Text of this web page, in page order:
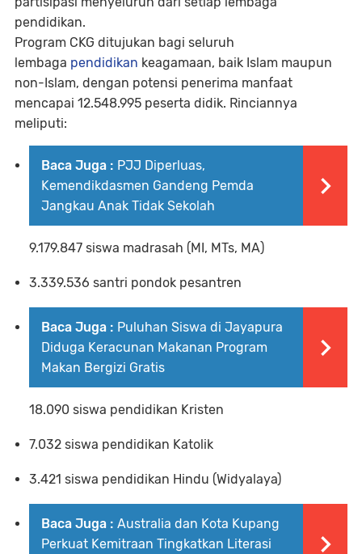
pendidikan.
Program CKG ditujukan bagi seluruh
lembaga pendidikan keagamaan, baik Islam maupun
non-Islam, dengan potensi penerima manfaat
mencapai 12.548.995 peserta didik. Rinciannya
meliputi:
Baca Juga : PJJ Diperluas,
Kemendikdasmen Gandeng Pemda
Jangkau Anak Tidak Sekolah
9.179.847 siswa madrasah (MI, MTs, MA)
3.339.536 santri pondok pesantren
Baca Juga : Puluhan Siswa di Jayapura
Diduga Keracunan Makanan Program
Makan Bergizi Gratis
18.090 siswa pendidikan Kristen
7.032 siswa pendidikan Katolik
3.421 siswa pendidikan Hindu (Widyalaya)
Baca Juga : Australia dan Kota Kupang
Perkuat Kemitraan Tingkatkan Literasi